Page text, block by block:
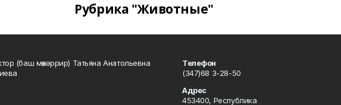
Рубрика "Животные"
(баш мөхәррир) Татьяна Анатольевна
Телефон
(347)68 3-28-50
Адрес
453400, Республика